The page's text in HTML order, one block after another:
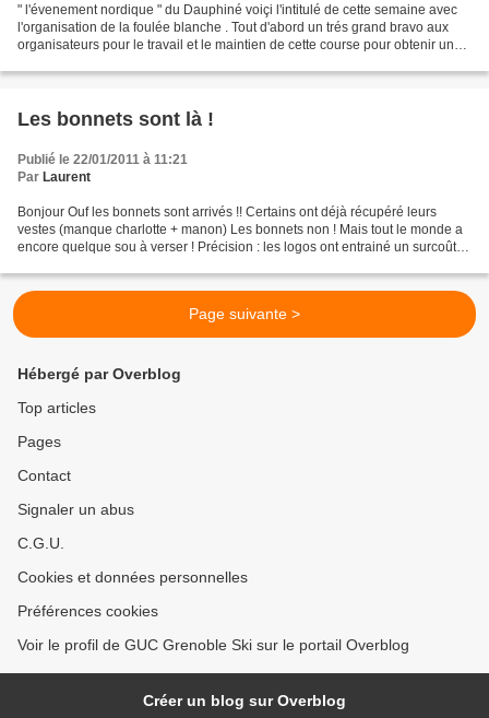
" l'évenement nordique " du Dauphiné voiçi l'intitulé de cette semaine avec
l'organisation de la foulée blanche . Tout d'abord un trés grand bravo aux
organisateurs pour le travail et le maintien de cette course pour obtenir une
Les bonnets sont là !
Publié le 22/01/2011 à 11:21
Par Laurent
Bonjour Ouf les bonnets sont arrivés !! Certains ont déjà récupéré leurs
vestes (manque charlotte + manon) Les bonnets non ! Mais tout le monde a
encore quelque sou à verser ! Précision : les logos ont entrainé un surcoût
Page suivante >
Hébergé par Overblog
Top articles
Pages
Contact
Signaler un abus
C.G.U.
Cookies et données personnelles
Préférences cookies
Voir le profil de GUC Grenoble Ski sur le portail Overblog
Créer un blog sur Overblog